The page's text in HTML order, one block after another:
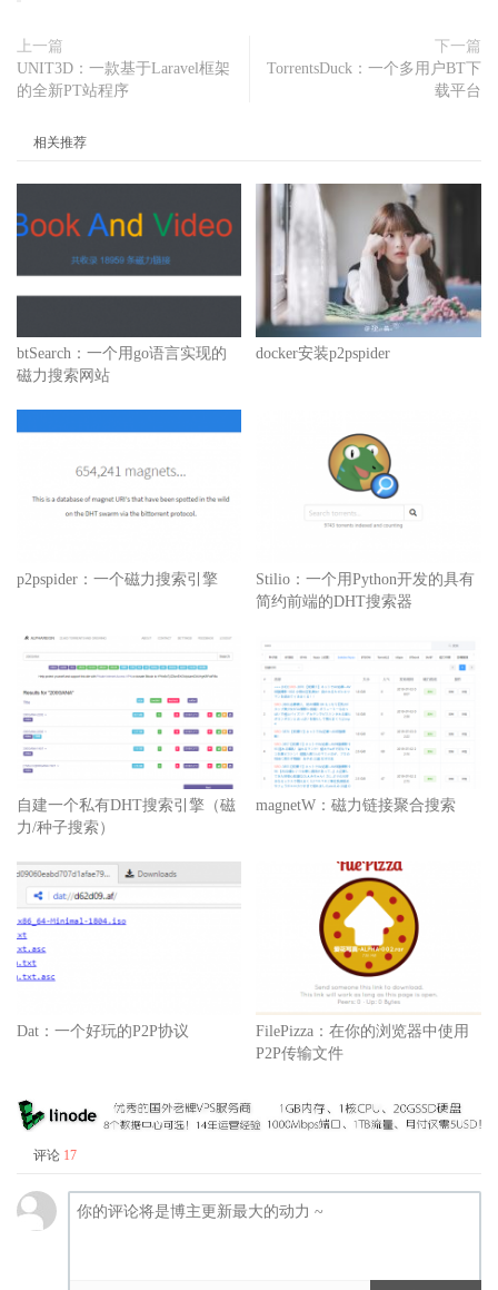
上一篇
UNIT3D：一款基于Laravel框架
的全新PT站程序
下一篇
TorrentsDuck：一个多用户BT下
载平台
相关推荐
btSearch：一个用go语言实现的
磁力搜索网站
docker安装p2pspider
p2pspider：一个磁力搜索引擎
Stilio：一个用Python开发的具有
简约前端的DHT搜索器
自建一个私有DHT搜索引擎（磁
力/种子搜索）
magnetW：磁力链接聚合搜索
Dat：一个好玩的P2P协议
FilePizza：在你的浏览器中使用
P2P传输文件
评论 17